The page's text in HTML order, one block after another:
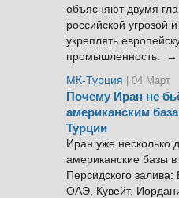
объясняют двумя
российской угрозой
укреплять
промышленность. →
МК-Турция
| 04 Март
Почему Иран не
американским
Турции
Иран уже несколько
американские базы в
Персидского
ОАЭ, Кувейт,